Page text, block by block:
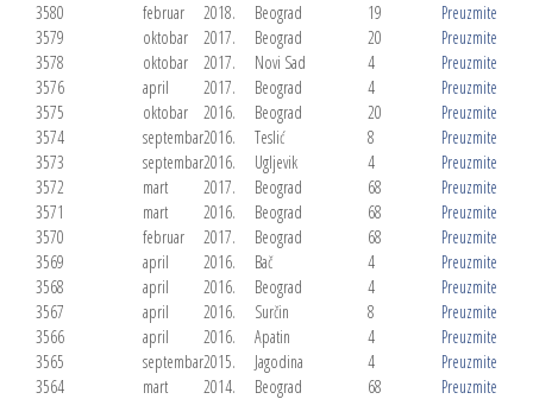
3580
februar 2018. Beograd 19
Preuzmite
3579
oktobar 2017. Beograd 20
Preuzmite
3578
oktobar 2017. Novi Sad 4
Preuzmite
3576
april 2017. Beograd 4
Preuzmite
3575
oktobar 2016. Beograd 20
Preuzmite
3574
septembar2016. Teslić 8
Preuzmite
3573
septembar2016. Ugljevik 4
Preuzmite
3572
mart 2017. Beograd 68
Preuzmite
3571
mart 2016. Beograd 68
Preuzmite
3570
februar 2017. Beograd 68
Preuzmite
3569
april 2016. Bač 4
Preuzmite
3568
april 2016. Beograd 4
Preuzmite
3567
april 2016. Surčin 8
Preuzmite
3566
april 2016. Apatin 4
Preuzmite
3565
septembar2015. Jagodina 4
Preuzmite
3564
mart 2014. Beograd 68
Preuzmite